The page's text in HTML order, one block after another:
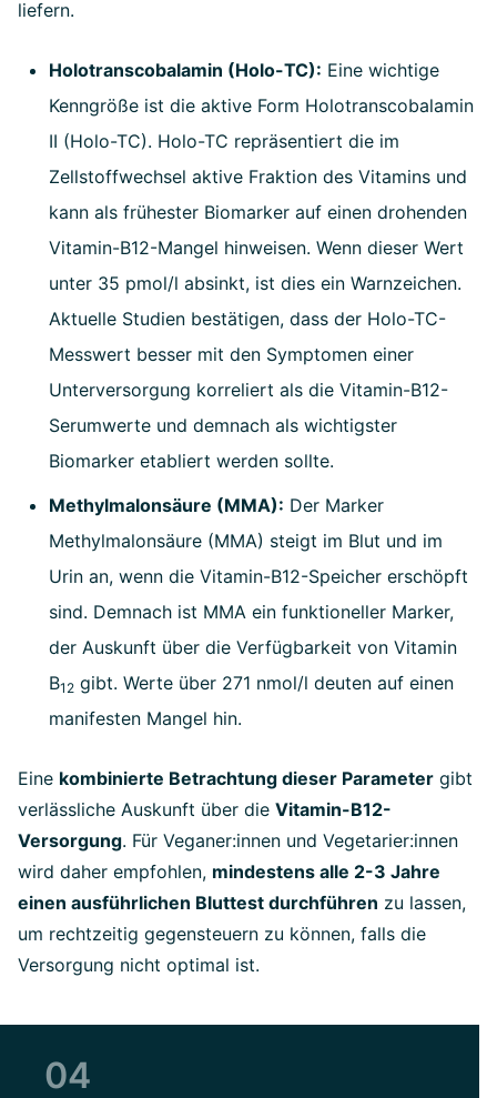
liefern.
Holotranscobalamin (Holo-TC): Eine wichtige
Kenngröße ist die aktive Form Holotranscobalamin
II (Holo-TC). Holo-TC repräsentiert die im
Zellstoffwechsel aktive Fraktion des Vitamins und
kann als frühester Biomarker auf einen drohenden
Vitamin-B12-Mangel hinweisen. Wenn dieser Wert
unter 35 pmol/l absinkt, ist dies ein Warnzeichen.
Aktuelle Studien bestätigen, dass der Holo-TC-
Messwert besser mit den Symptomen einer
Unterversorgung korreliert als die Vitamin-B12-
Serumwerte und demnach als wichtigster
Biomarker etabliert werden sollte.
Methylmalonsäure (MMA): Der Marker
Methylmalonsäure (MMA) steigt im Blut und im
Urin an, wenn die Vitamin-B12-Speicher erschöpft
sind. Demnach ist MMA ein funktioneller Marker,
der Auskunft über die Verfügbarkeit von Vitamin
B12 gibt. Werte über 271 nmol/l deuten auf einen
manifesten Mangel hin.
Eine kombinierte Betrachtung dieser Parameter gibt
verlässliche Auskunft über die Vitamin-B12-
Versorgung. Für Veganer:innen und Vegetarier:innen
wird daher empfohlen, mindestens alle 2-3 Jahre
einen ausführlichen Bluttest durchführen zu lassen,
um rechtzeitig gegensteuern zu können, falls die
Versorgung nicht optimal ist.
04